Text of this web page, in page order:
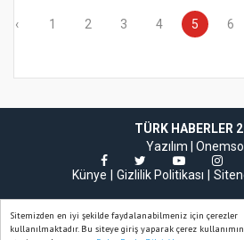
Sitemizden en iyi şekilde faydalanabilmeniz için çerezler
kullanılmaktadır. Bu siteye giriş yaparak çerez
‹ 1 2 3 4 5 6
TÜRK HABERLER
Yazılım |
Künye
Gizlilik Politikası